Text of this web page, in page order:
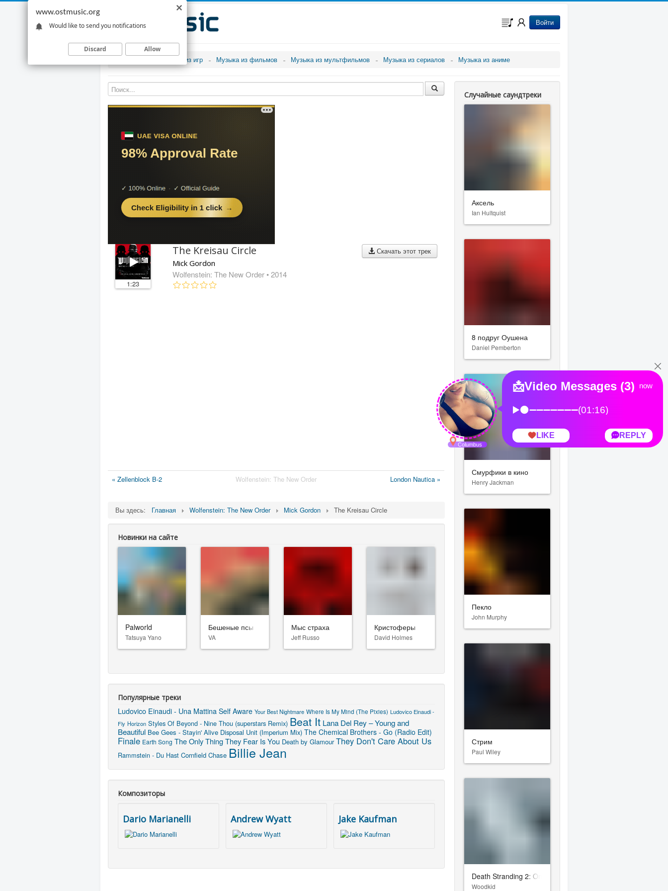
Войти
Музыка из игр Музыка из фильмов Музыка из мультфильмов Музыка из сериалов Музыка из аниме
1:23
Скачать этот трек
The Kreisau Circle
Mick Gordon
Wolfenstein: The New Order • 2014
« Zellenblock B-2 Wolfenstein: The New Order London Nautica »
Вы здесь: Главная Wolfenstein: The New Order Mick Gordon The Kreisau Circle
Новинки на сайте
Palworld
Tatsuya Yano
Бешеные псы
VA
Мыс страха
Jeff Russo
Кристоферы
David Holmes
Популярные треки
Ludovico Einaudi - Una Mattina Self Aware Your Best Nightmare Where Is My Mind (The Pixies) Ludovico Einaudi -
Fly Horizon Styles Of Beyond - Nine Thou (superstars Remix) Beat It Lana Del Rey – Young and
Beautiful Bee Gees - Stayin' Alive Disposal Unit (Imperium Mix) The Chemical Brothers - Go (Radio Edit)
Finale Earth Song The Only Thing They Fear Is You Death by Glamour They Don't Care About Us
Rammstein - Du Hast Cornfield Chase Billie Jean
Композиторы
Dario Marianelli Andrew Wyatt Jake Kaufman
Случайные саундтреки
Аксель
Ian Hultquist
8 подруг Оушена
Daniel Pemberton
Смурфики в кино
Henry Jackman
Пекло
John Murphy
Стрим
Paul Wiley
Death Stranding 2: On the Beach
Woodkid
www.ostmusic.org
Would like to send you notifications
Discard Allow